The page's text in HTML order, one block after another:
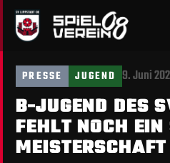
PRESSE JUGEND 9. Juni
B-JUGEND DES
FEHLT NOCH
MEISTERSCHAFT